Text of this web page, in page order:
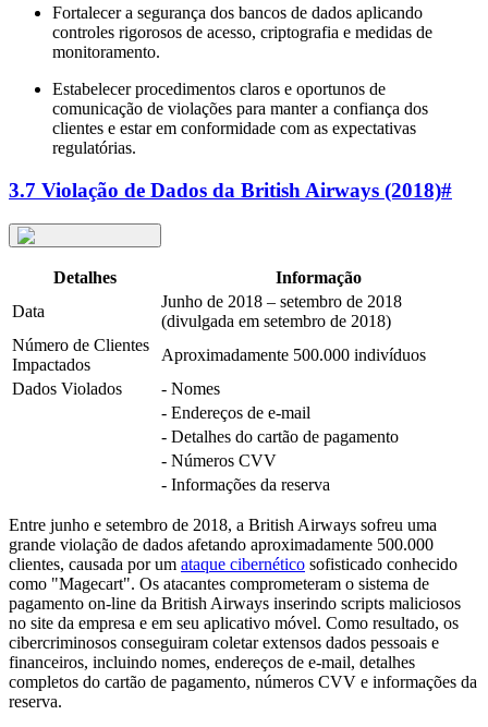
Fortalecer a segurança dos bancos de dados aplicando
controles rigorosos de acesso, criptografia e medidas de
monitoramento.
Estabelecer procedimentos claros e oportunos de
comunicação de violações para manter a confiança dos
clientes e estar em conformidade com as expectativas
regulatórias.
3.7 Violação de Dados da British Airways (2018)#
Detalhes
Informação
Data
Junho de 2018 – setembro de 2018
(divulgada em setembro de 2018)
Número de Clientes
Impactados
Aproximadamente 500.000 indivíduos
Dados Violados
- Nomes
- Endereços de e-mail
- Detalhes do cartão de pagamento
- Números CVV
- Informações da reserva
Entre junho e setembro de 2018, a British Airways sofreu uma
grande violação de dados afetando aproximadamente 500.000
clientes, causada por um ataque cibernético sofisticado conhecido
como "Magecart". Os atacantes comprometeram o sistema de
pagamento on-line da British Airways inserindo scripts maliciosos
no site da empresa e em seu aplicativo móvel. Como resultado, os
cibercriminosos conseguiram coletar extensos dados pessoais e
financeiros, incluindo nomes, endereços de e-mail, detalhes
completos do cartão de pagamento, números CVV e informações da
reserva.